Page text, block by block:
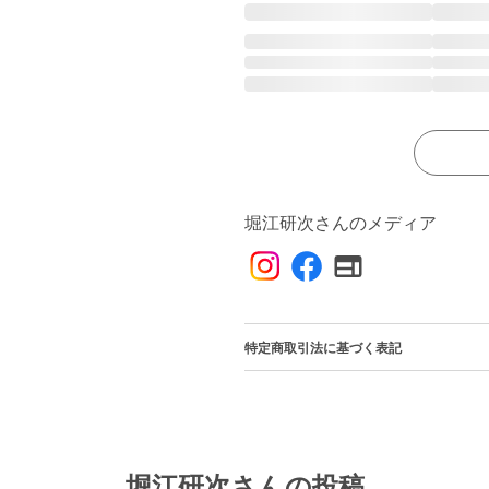
堀江研次さんのメディア
特定商取引法に基づく表記